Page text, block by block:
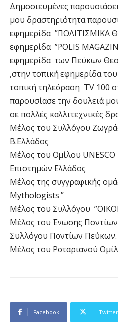
Δημοσιευμένες
μου δραστηριότητα
εφημερίδα ”ΠΟΛΙΤΙΣΜΙΚΑ
εφημερίδα ”POLIS
εφημερίδα των Πεύκων
,στην τοπική εφημερίδα
τοπική τηλεόραση TV 100
παρουσίασε την δουλειά
σε πολλές καλλιτεχνικές
Μέλος του Συλλόγου
Β.Ελλάδος
Μέλος του Ομίλου
Επιστημών Ελλάδος
Μέλος της συγγραφικής
Mythologists ”
Μέλος του Συλλόγου
Μέλος του Ένωσης Ποντίων
Συλλόγου Ποντίων Πεύκων.
Μέλος του Ροταριανού
Facebook Twitter